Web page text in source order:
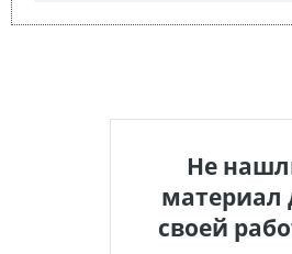
Не
материал
своей